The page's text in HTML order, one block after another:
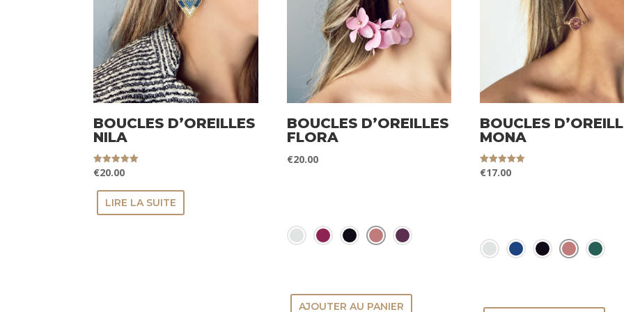
BOUCLES D’OREILLES
NILA
Note
5.00
€20.00
LIRE LA SUITE
BOUCLES D’OREILLES
FLORA
€20.00
AJOUTER AU PANIER
BOUCLES
MONA
Note
5.00
€17.00